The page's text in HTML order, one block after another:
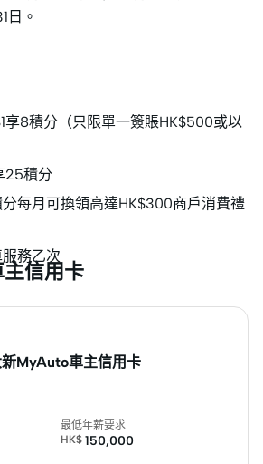
日。
享8積分（只限單一簽賬HK$500或以
25積分
每月可換領高達HK$300商戶消費禮
務乙次
信用卡
新MyAuto車主信用卡
最低年薪要求
HK$ 150,000